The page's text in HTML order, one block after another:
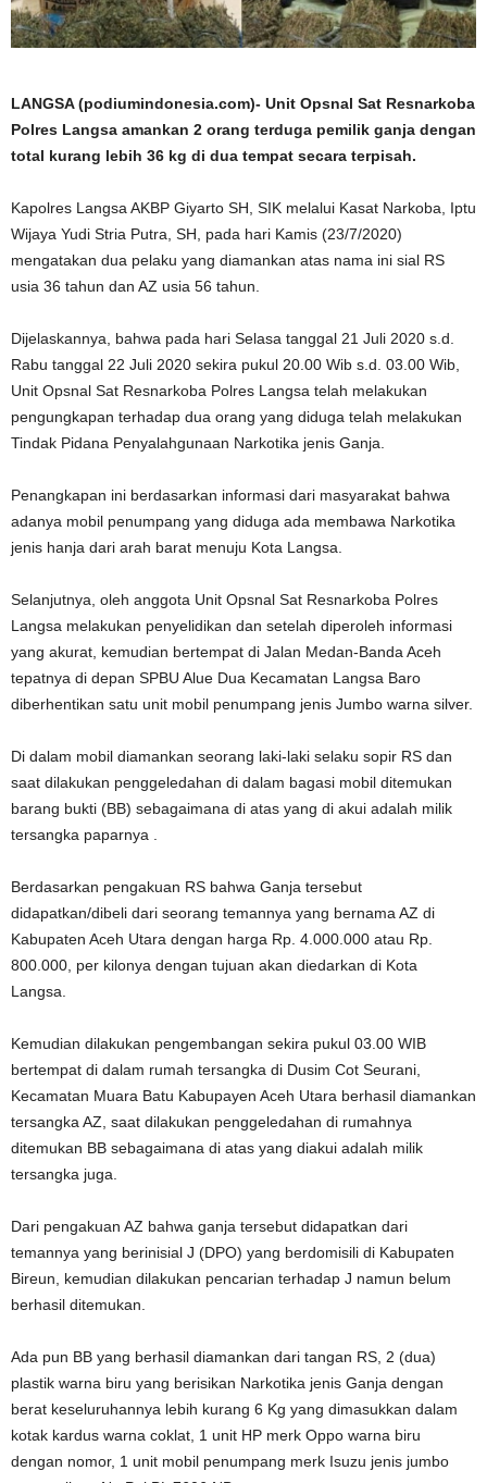
LANGSA (podiumindonesia.com)- Unit Opsnal Sat Resnarkoba
Polres Langsa amankan 2 orang terduga pemilik ganja dengan
total kurang lebih 36 kg di dua tempat secara terpisah.
Kapolres Langsa AKBP Giyarto SH, SIK melalui Kasat Narkoba, Iptu
Wijaya Yudi Stria Putra, SH, pada hari Kamis (23/7/2020)
mengatakan dua pelaku yang diamankan atas nama ini sial RS
usia 36 tahun dan AZ usia 56 tahun.
Dijelaskannya, bahwa pada hari Selasa tanggal 21 Juli 2020 s.d.
Rabu tanggal 22 Juli 2020 sekira pukul 20.00 Wib s.d. 03.00 Wib,
Unit Opsnal Sat Resnarkoba Polres Langsa telah melakukan
pengungkapan terhadap dua orang yang diduga telah melakukan
Tindak Pidana Penyalahgunaan Narkotika jenis Ganja.
Penangkapan ini berdasarkan informasi dari masyarakat bahwa
adanya mobil penumpang yang diduga ada membawa Narkotika
jenis hanja dari arah barat menuju Kota Langsa.
Selanjutnya, oleh anggota Unit Opsnal Sat Resnarkoba Polres
Langsa melakukan penyelidikan dan setelah diperoleh informasi
yang akurat, kemudian bertempat di Jalan Medan-Banda Aceh
tepatnya di depan SPBU Alue Dua Kecamatan Langsa Baro
diberhentikan satu unit mobil penumpang jenis Jumbo warna silver.
Di dalam mobil diamankan seorang laki-laki selaku sopir RS dan
saat dilakukan penggeledahan di dalam bagasi mobil ditemukan
barang bukti (BB) sebagaimana di atas yang di akui adalah milik
tersangka paparnya .
Berdasarkan pengakuan RS bahwa Ganja tersebut
didapatkan/dibeli dari seorang temannya yang bernama AZ di
Kabupaten Aceh Utara dengan harga Rp. 4.000.000 atau Rp.
800.000, per kilonya dengan tujuan akan diedarkan di Kota
Langsa.
Kemudian dilakukan pengembangan sekira pukul 03.00 WIB
bertempat di dalam rumah tersangka di Dusim Cot Seurani,
Kecamatan Muara Batu Kabupayen Aceh Utara berhasil diamankan
tersangka AZ, saat dilakukan penggeledahan di rumahnya
ditemukan BB sebagaimana di atas yang diakui adalah milik
tersangka juga.
Dari pengakuan AZ bahwa ganja tersebut didapatkan dari
temannya yang berinisial J (DPO) yang berdomisili di Kabupaten
Bireun, kemudian dilakukan pencarian terhadap J namun belum
berhasil ditemukan.
Ada pun BB yang berhasil diamankan dari tangan RS, 2 (dua)
plastik warna biru yang berisikan Narkotika jenis Ganja dengan
berat keseluruhannya lebih kurang 6 Kg yang dimasukkan dalam
kotak kardus warna coklat, 1 unit HP merk Oppo warna biru
dengan nomor, 1 unit mobil penumpang merk Isuzu jenis jumbo